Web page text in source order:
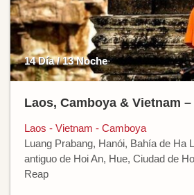
14 Día / 13 Noche
Laos, Camboya & Vietnam
Laos - Vietnam - Camboya
Luang Prabang, Hanói, Bahía de Ha
antiguo de Hoi An, Hue, Ciudad de
Reap